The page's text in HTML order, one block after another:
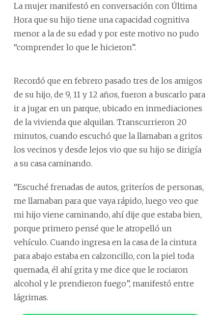
La mujer manifestó en conversación con Última
Hora que su hijo tiene una capacidad cognitiva
menor a la de su edad y por este motivo no pudo
“comprender lo que le hicieron”.
Recordó que en febrero pasado tres de los amigos
de su hijo, de 9, 11 y 12 años, fueron a buscarlo para
ir a jugar en un parque, ubicado en inmediaciones
de la vivienda que alquilan. Transcurrieron 20
minutos, cuando escuchó que la llamaban a gritos
los vecinos y desde lejos vio que su hijo se dirigía
a su casa caminando.
“Escuché frenadas de autos, griteríos de personas,
me llamaban para que vaya rápido, luego veo que
mi hijo viene caminando, ahí dije que estaba bien,
porque primero pensé que le atropelló un
vehículo. Cuando ingresa en la casa de la cintura
para abajo estaba en calzoncillo, con la piel toda
quemada, él ahí grita y me dice que le rociaron
alcohol y le prendieron fuego”, manifestó entre
lágrimas.